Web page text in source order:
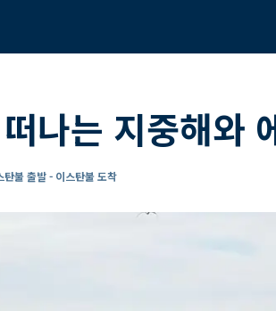
나는 지중해와
탄불 출발 - 이스탄불 도착